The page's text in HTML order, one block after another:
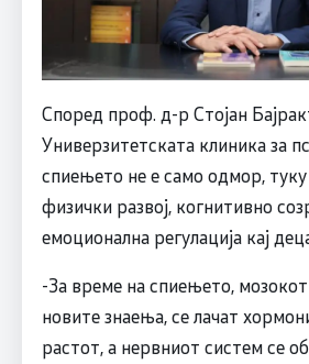
Според проф. д-р Стојан
Универзитетската клиника за
спиењето не е само одмор,
физички развој, когнитивно
емоционална регулација кај
-За време на спиењето,
новите знаења, се лачат
растот, а нервниот систем се